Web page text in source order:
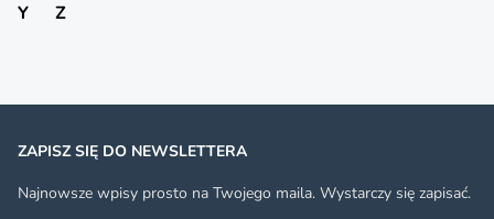
Y
Z
ZAPISZ SIĘ DO NEWSLETTERA
Najnowsze wpisy prosto na Twojego maila. Wystarczy się zapisać.